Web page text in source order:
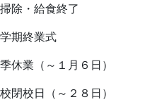
除・給食終了
期終業式
休業（～１月６日）
閉校日（～２８日）